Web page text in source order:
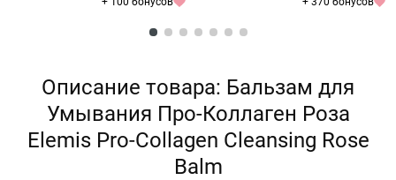
Описание товара: Бальзам для
Умывания Про-Коллаген Роза
Elemis Pro-Collagen Cleansing Rose
Balm